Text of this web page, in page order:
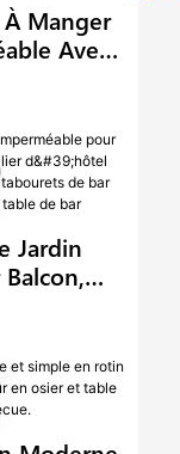
Manger
Avec
Et
Un
Jardin
Avec
De